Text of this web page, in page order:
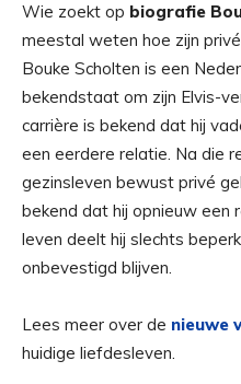
Wie zoekt op biografie
meestal weten hoe zijn
Bouke Scholten is een
bekendstaat om zijn Elvis-
carrière is bekend dat hij
een eerdere relatie. Na die
gezinsleven bewust privé
bekend dat hij opnieuw een
leven deelt hij slechts
onbevestigd blijven.
Lees meer over de nieuwe
huidige liefdesleven.